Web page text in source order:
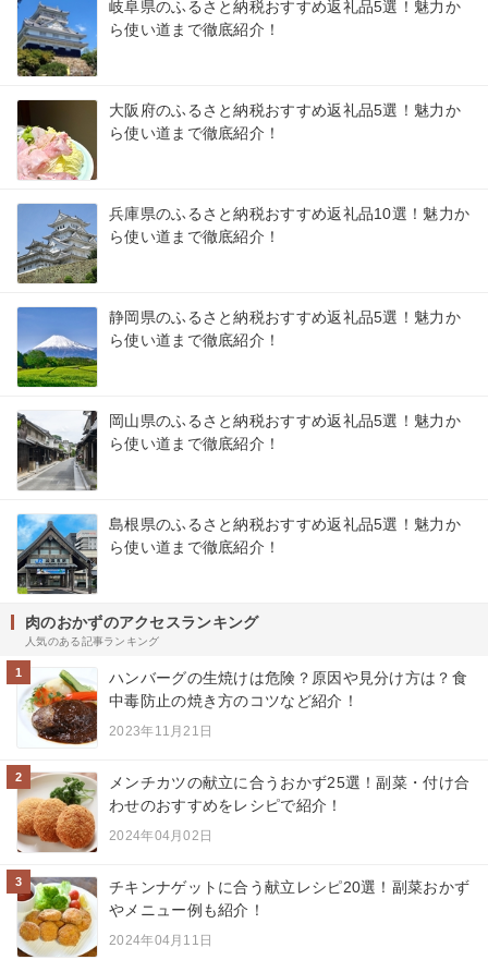
岐阜県のふるさと納税おすすめ返礼品5選！魅力か
ら使い道まで徹底紹介！
大阪府のふるさと納税おすすめ返礼品5選！魅力か
ら使い道まで徹底紹介！
兵庫県のふるさと納税おすすめ返礼品10選！魅力か
ら使い道まで徹底紹介！
静岡県のふるさと納税おすすめ返礼品5選！魅力か
ら使い道まで徹底紹介！
岡山県のふるさと納税おすすめ返礼品5選！魅力か
ら使い道まで徹底紹介！
島根県のふるさと納税おすすめ返礼品5選！魅力か
ら使い道まで徹底紹介！
肉のおかずのアクセスランキング
人気のある記事ランキング
1
ハンバーグの生焼けは危険？原因や見分け方は？食
中毒防止の焼き方のコツなど紹介！
2023年11月21日
2
メンチカツの献立に合うおかず25選！副菜・付け合
わせのおすすめをレシピで紹介！
2024年04月02日
3
チキンナゲットに合う献立レシピ20選！副菜おかず
やメニュー例も紹介！
2024年04月11日